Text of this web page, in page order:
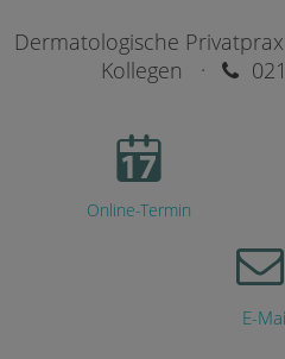
Dermatologische
Kollegen ·
Online-Termin
E-